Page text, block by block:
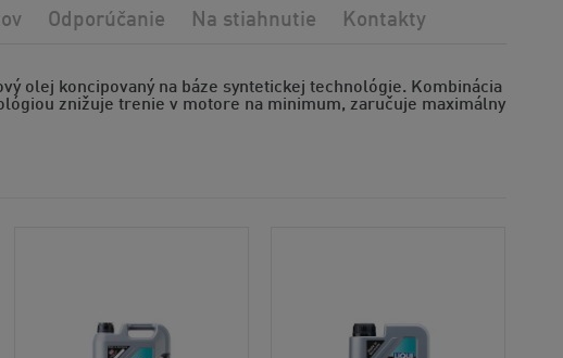
olej koncipovaný na báze syntetickej technológie. Kombinácia
znižuje trenie v motore na minimum, zaručuje maximálny
Odporúčanie Na stiahnutie Kontakty